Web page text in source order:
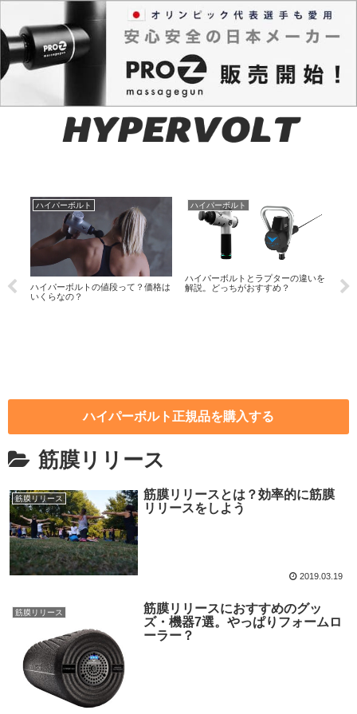
ハイパーボルト
ハイパーボルトの値段って？価格は
いくらなの？
ハイパーボルト
ハイパーボルトとラプターの違いを
解説。どっちがおすすめ？
ハイパーボルト正規品を購入する
筋膜リリース
筋膜リリース
筋膜リリースとは？効率的に筋膜
リリースをしよう
2019.03.19
筋膜リリース
筋膜リリースにおすすめのグッ
ズ・機器7選。やっぱりフォームロ
ーラー？